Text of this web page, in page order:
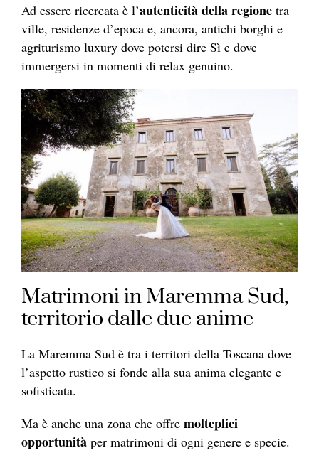
Ad essere ricercata è l’autenticità della regione tra
ville, residenze d’epoca e, ancora, antichi borghi e
agriturismo luxury dove potersi dire Sì e dove
immergersi in momenti di relax genuino.
Matrimoni in Maremma Sud,
territorio dalle due anime
La Maremma Sud è tra i territori della Toscana dove
l’aspetto rustico si fonde alla sua anima elegante e
sofisticata.
Ma è anche una zona che offre molteplici
opportunità per matrimoni di ogni genere e specie.